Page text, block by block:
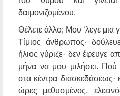
δαιμονιζομένου.
Θέλετε άλλο; Μου ‘λεγε μια
Τίμιος άνθρωπος·
ήλιος γύριζε· δεν έφευγε
μήνα να μου μιλήσει. Πού
στα κέντρα διασκεδάσεως·
ώρες μεθυσμένος,